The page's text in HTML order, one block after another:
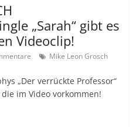
„Sarah“ gibt es
Videoclip!
Mike Leon Grosch
„Der verrückte Professor“
im Video vorkommen!